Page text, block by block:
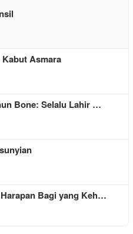
Asmara
Bone: Selalu Lahir …
Bagi yang Keh…